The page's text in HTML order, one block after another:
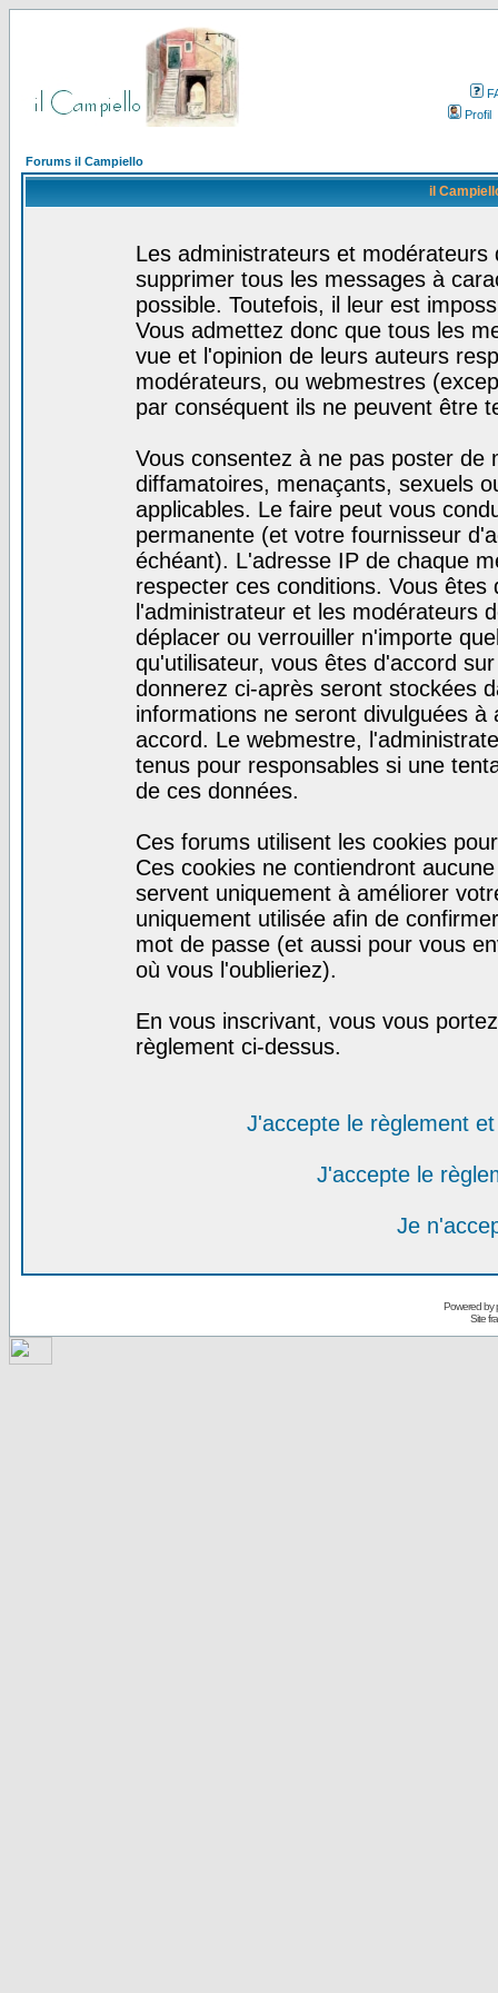
Profil
Forums il Campiello
il
Les administrateurs et
supprimer tous les messages à
possible. Toutefois, il leur est
Vous admettez donc que tous les
vue et l'opinion de leurs auteurs
modérateurs, ou webmestres
par conséquent ils ne peuvent être
Vous consentez à ne pas poster de
diffamatoires, menaçants, sexuels
applicables. Le faire peut vous
permanente (et votre fournisseur
échéant). L'adresse IP de chaque
respecter ces conditions. Vous
l'administrateur et les modérateurs
déplacer ou verrouiller n'importe
qu'utilisateur, vous êtes d'accord
donnerez ci-après seront stockées
informations ne seront divulguées
accord. Le webmestre,
tenus pour responsables si une
de ces données.
Ces forums utilisent les cookies
Ces cookies ne contiendront
servent uniquement à améliorer
uniquement utilisée afin de
mot de passe (et aussi pour vous
où vous l'oublieriez).
En vous inscrivant, vous vous
règlement ci-dessus.
J'accepte le règlement
J'accepte le
Je
Powered by
Site